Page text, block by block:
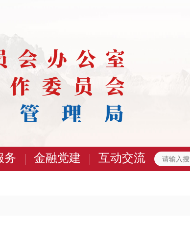
务 金融党建 互动交流